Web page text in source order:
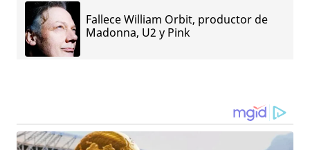
Fallece William Orbit, productor de
Madonna, U2 y Pink